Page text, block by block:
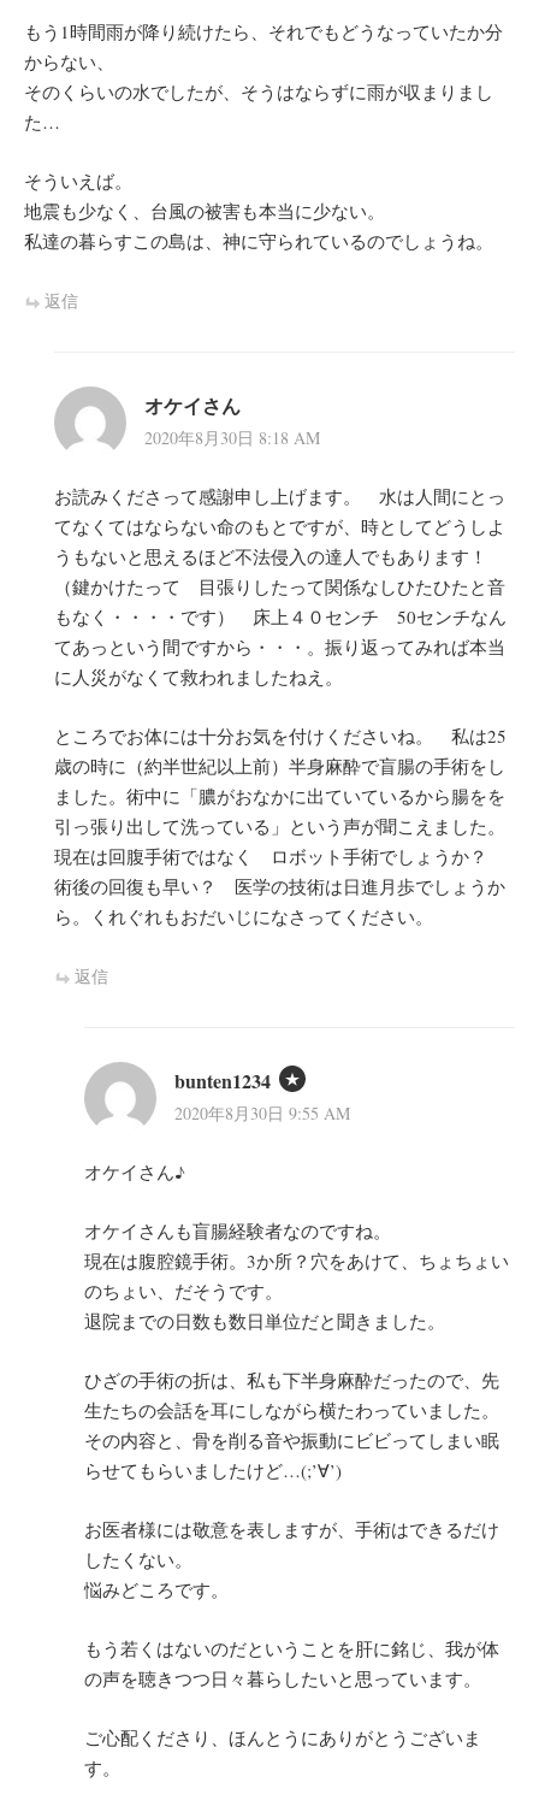
もう1時間雨が降り続けたら、それでもどうなっていたか分
からない、
そのくらいの水でしたが、そうはならずに雨が収まりまし
た…
そういえば。
地震も少なく、台風の被害も本当に少ない。
私達の暮らすこの島は、神に守られているのでしょうね。
返信
オケイさん
2020年8月30日 8:18 AM
お読みくださって感謝申し上げます。 水は人間にとっ
てなくてはならない命のもとですが、時としてどうしよ
うもないと思えるほど不法侵入の達人でもあります！
（鍵かけたって 目張りしたって関係なしひたひたと音
もなく・・・・です） 床上４０センチ 50センチなん
てあっという間ですから・・・。振り返ってみれば本当
に人災がなくて救われましたねえ。
ところでお体には十分お気を付けくださいね。 私は25
歳の時に（約半世紀以上前）半身麻酔で盲腸の手術をし
ました。術中に「膿がおなかに出ていているから腸をを
引っ張り出して洗っている」という声が聞こえました。
現在は回腹手術ではなく ロボット手術でしょうか？
術後の回復も早い？ 医学の技術は日進月歩でしょうか
ら。くれぐれもおだいじになさってください。
返信
bunten1234
2020年8月30日 9:55 AM
オケイさん♪
オケイさんも盲腸経験者なのですね。
現在は腹腔鏡手術。3か所？穴をあけて、ちょちょい
のちょい、だそうです。
退院までの日数も数日単位だと聞きました。
ひざの手術の折は、私も下半身麻酔だったので、先
生たちの会話を耳にしながら横たわっていました。
その内容と、骨を削る音や振動にビビってしまい眠
らせてもらいましたけど…(;’∀’)
お医者様には敬意を表しますが、手術はできるだけ
したくない。
悩みどころです。
もう若くはないのだということを肝に銘じ、我が体
の声を聴きつつ日々暮らしたいと思っています。
ご心配くださり、ほんとうにありがとうございま
す。